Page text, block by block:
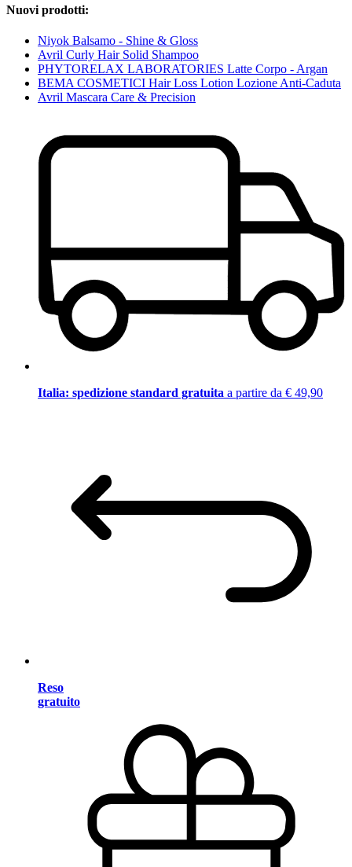
Nuovi prodotti:
Niyok Balsamo - Shine & Gloss
Avril Curly Hair Solid Shampoo
PHYTORELAX LABORATORIES Latte Corpo - Argan
BEMA COSMETICI Hair Loss Lotion Lozione Anti-Caduta
Avril Mascara Care & Precision
Italia: spedizione standard gratuita a partire da € 49,90
Reso
gratuito